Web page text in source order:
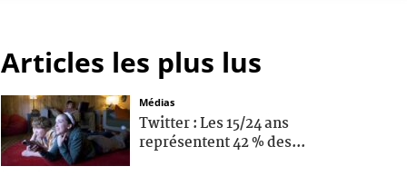
Articles les plus lus
Médias
Twitter : Les 15/24 ans
représentent 42 % des...